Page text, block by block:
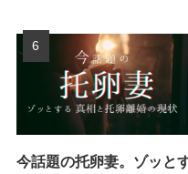
今話題の托卵妻。ゾッと